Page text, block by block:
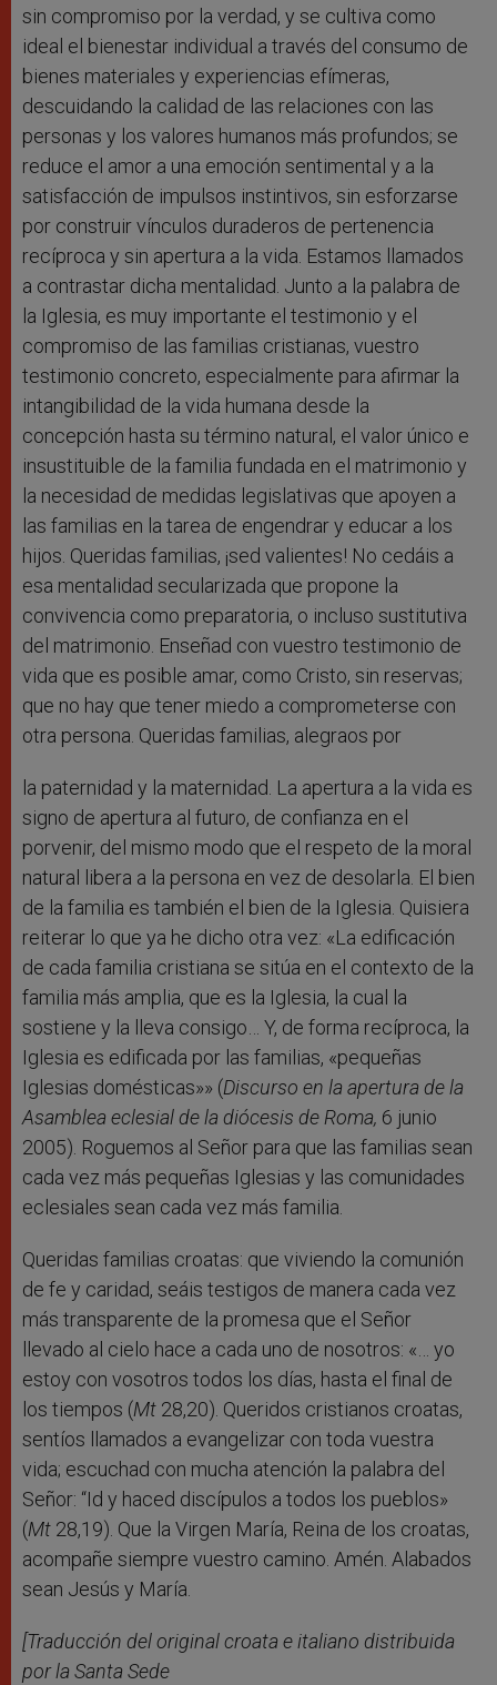
sin compromiso por la verdad, y se cultiva como
ideal el bienestar individual a través del consumo de
bienes materiales y experiencias efímeras,
descuidando la calidad de las relaciones con las
personas y los valores humanos más profundos; se
reduce el amor a una emoción sentimental y a la
satisfacción de impulsos instintivos, sin esforzarse
por construir vínculos duraderos de pertenencia
recíproca y sin apertura a la vida. Estamos llamados
a contrastar dicha mentalidad. Junto a la palabra de
la Iglesia, es muy importante el testimonio y el
compromiso de las familias cristianas, vuestro
testimonio concreto, especialmente para afirmar la
intangibilidad de la vida humana desde la
concepción hasta su término natural, el valor único e
insustituible de la familia fundada en el matrimonio y
la necesidad de medidas legislativas que apoyen a
las familias en la tarea de engendrar y educar a los
hijos. Queridas familias, ¡sed valientes! No cedáis a
esa mentalidad secularizada que propone la
convivencia como preparatoria, o incluso sustitutiva
del matrimonio. Enseñad con vuestro testimonio de
vida que es posible amar, como Cristo, sin reservas;
que no hay que tener miedo a comprometerse con
otra persona. Queridas familias, alegraos por
la paternidad y la maternidad. La apertura a la vida es
signo de apertura al futuro, de confianza en el
porvenir, del mismo modo que el respeto de la moral
natural libera a la persona en vez de desolarla. El bien
de la familia es también el bien de la Iglesia. Quisiera
reiterar lo que ya he dicho otra vez: «La edificación
de cada familia cristiana se sitúa en el contexto de la
familia más amplia, que es la Iglesia, la cual la
sostiene y la lleva consigo… Y, de forma recíproca, la
Iglesia es edificada por las familias, «pequeñas
Iglesias domésticas»» (Discurso en la apertura de la
Asamblea eclesial de la diócesis de Roma, 6 junio
2005). Roguemos al Señor para que las familias sean
cada vez más pequeñas Iglesias y las comunidades
eclesiales sean cada vez más familia.
Queridas familias croatas: que viviendo la comunión
de fe y caridad, seáis testigos de manera cada vez
más transparente de la promesa que el Señor
llevado al cielo hace a cada uno de nosotros: «… yo
estoy con vosotros todos los días, hasta el final de
los tiempos (Mt 28,20). Queridos cristianos croatas,
sentíos llamados a evangelizar con toda vuestra
vida; escuchad con mucha atención la palabra del
Señor: “Id y haced discípulos a todos los pueblos»
(Mt 28,19). Que la Virgen María, Reina de los croatas,
acompañe siempre vuestro camino. Amén. Alabados
sean Jesús y María.
[Traducción del original croata e italiano distribuida
por la Santa Sede